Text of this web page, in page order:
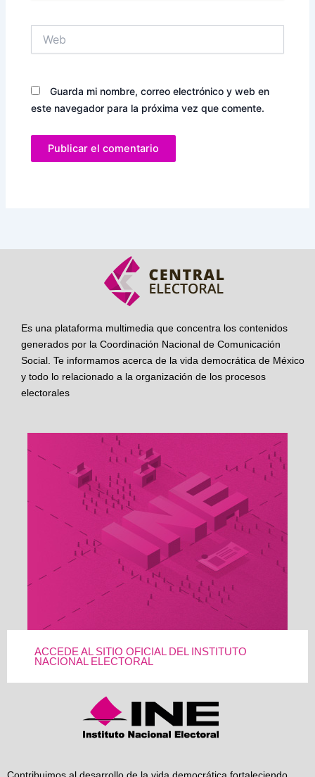
Guarda mi nombre, correo electrónico y web en
este navegador para la próxima vez que comente.
Es una plataforma multimedia que concentra los contenidos
generados por la Coordinación Nacional de Comunicación
Social. Te informamos acerca de la vida democrática de México
y todo lo relacionado a la organización de los procesos
electorales
ACCEDE AL SITIO OFICIAL DEL INSTITUTO
NACIONAL ELECTORAL